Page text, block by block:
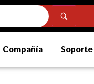
Compañía Soporte